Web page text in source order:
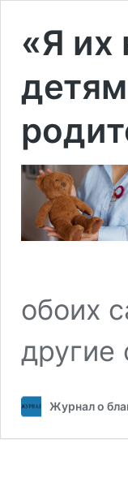
«Я их
обоих
другие
Журнал о